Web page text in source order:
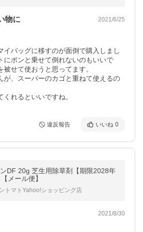
物に 2021/6/25
イバッグに移すのが面倒で購入しまし
にポンと乗せて倒れないのもいいで
せて使おうと思ってます。
が、スーパーのカゴと重ねて使えるの
れるといいですね。
違反報告 いいね 0
DF 20g 芝生用除草剤【期限2028年
メール便】
トマトYahoo!ショッピング店
2021/8/30